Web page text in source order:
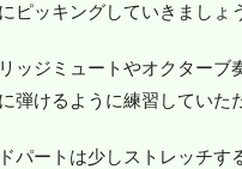
ピッキングしていきましょ
ッジミュートやオクター
弾けるように練習していた
パートは少しストレッチす